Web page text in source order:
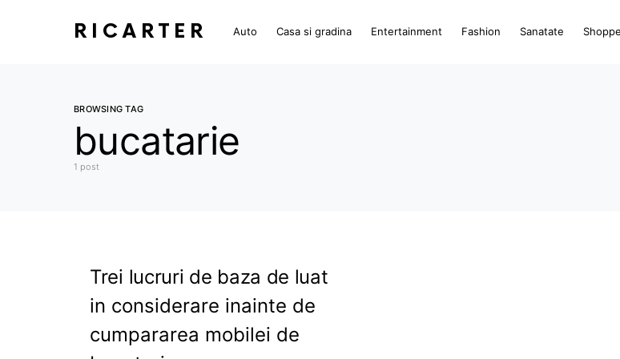
RICARTER Auto Casa si gradina Entertainment Fashion Sanatate
BROWSING TAG
bucatarie
1 post
Trei lucruri de baza de luat
in considerare inainte de
cumpararea mobilei de